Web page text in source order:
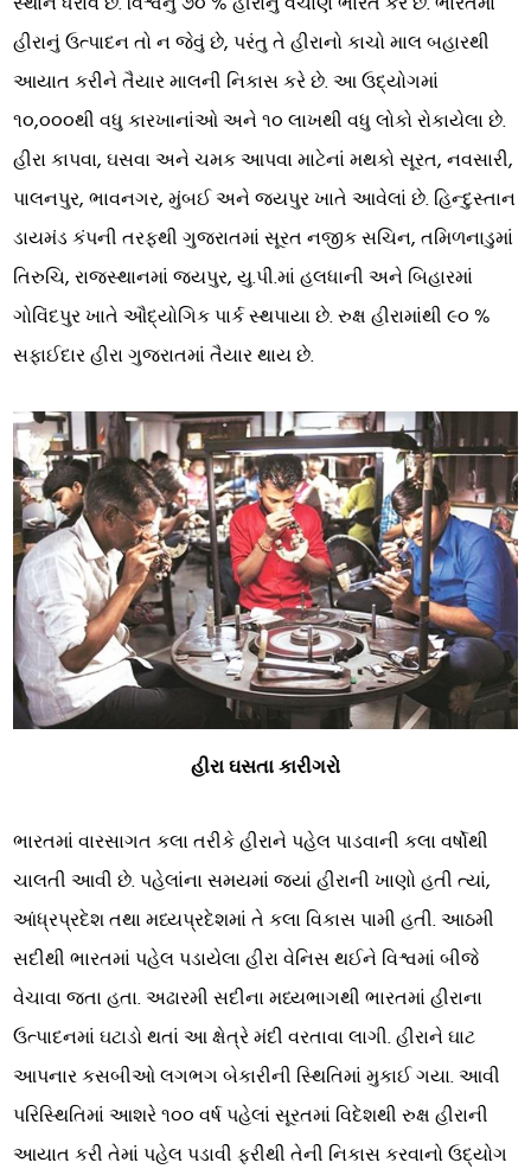
હીરાનું ઉત્પાદન તો ન જેવું છે, પરંતુ તે હીરાનો કાચો માલ બહારથી
આયાત કરીને તૈયાર માલની નિકાસ કરે છે. આ ઉદ્યોગમાં
૧૦,૦૦૦થી વધુ કારખાનાંઓ અને ૧૦ લાખથી વધુ લોકો રોકાયેલા છે.
હીરા કાપવા, ઘસવા અને ચમક આપવા માટેનાં મથકો સૂરત, નવસારી,
પાલનપુર, ભાવનગર, મુંબઈ અને જયપુર ખાતે આવેલાં છે. હિન્દુસ્તાન
ડાયમંડ કંપની તરફથી ગુજરાતમાં સૂરત નજીક સચિન, તમિળનાડુમાં
તિરુચિ, રાજસ્થાનમાં જયપુર, યુ.પી.માં હલધાની અને બિહારમાં
ગોવિંદપુર ખાતે ઔદ્યોગિક પાર્ક સ્થપાયા છે. રુક્ષ હીરામાંથી ૯૦ %
સફાઈદાર હીરા ગુજરાતમાં તૈયાર થાય છે.
હીરા ઘસતા કારીગરો
ભારતમાં વારસાગત કલા તરીકે હીરાને પહેલ પાડવાની કલા વર્ષોથી
ચાલતી આવી છે. પહેલાંના સમયમાં જ્યાં હીરાની ખાણો હતી ત્યાં,
આંધ્રપ્રદેશ તથા મધ્યપ્રદેશમાં તે કલા વિકાસ પામી હતી. આઠમી
સદીથી ભારતમાં પહેલ પડાયેલા હીરા વેનિસ થઈને વિશ્વમાં બીજે
વેચાવા જતા હતા. અઢારમી સદીના મધ્યભાગથી ભારતમાં હીરાના
ઉત્પાદનમાં ઘટાડો થતાં આ ક્ષેત્રે મંદી વરતાવા લાગી. હીરાને ઘાટ
આપનાર કસબીઓ લગભગ બેકારીની સ્થિતિમાં મુકાઈ ગયા. આવી
પરિસ્થિતિમાં આશરે ૧૦૦ વર્ષ પહેલાં સૂરતમાં વિદેશથી રુક્ષ હીરાની
આયાત કરી તેમાં પહેલ પડાવી ફરીથી તેની નિકાસ કરવાનો ઉદ્યોગ